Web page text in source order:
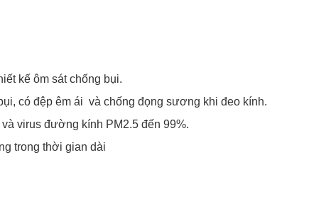
kế ôm sát chống bụi.
có đệp êm ái và chống đọng sương khi đeo kính.
virus đường kính PM2.5 đến 99%.
trong thời gian dài